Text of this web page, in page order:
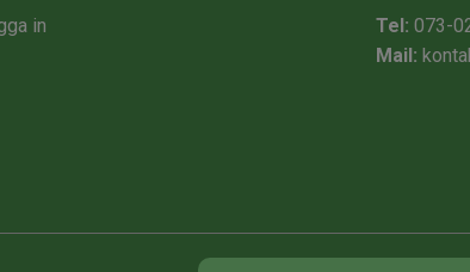
in Tel: 073-
Mail: